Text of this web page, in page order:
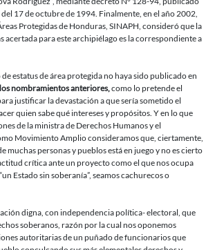
del 17 de octubre de 1994. Finalmente, en el año 2002,
Protegidas de Honduras, SINAPH, consideró que la
acertada para este archipiélago es la correspondiente a
estatus de área protegida no haya sido publicado en
nombramientos anteriores,como lo pretende el
justificar la devastación a que sería sometido el
quien sabe qué intereses y propósitos. Y en lo que
de la ministra de Derechos Humanos y el
Movimiento Amplio consideramos que, ciertamente,
muchas personas y pueblos está en juego y no es cierto
crítica ante un proyecto como el que nos ocupa
Estado sin soberanía”, seamos cachurecos o
digna, con independencia política- electoral, que
soberanos, razón por la cual nos oponemos
autoritarias de un puñado de funcionarios que